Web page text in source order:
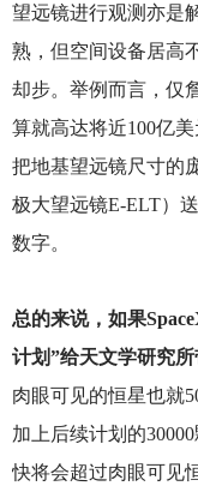
望远镜进行观测亦是
熟，但空间设备居高
却步。举例而言，仅
算就高达将近100亿
把地基望远镜尺寸的
极大望远镜E-ELT）
数字。
总的来说，如果
计划”给天文学研究所
肉眼可见的恒星也就
加上后续计划的
快将会超过肉眼可见